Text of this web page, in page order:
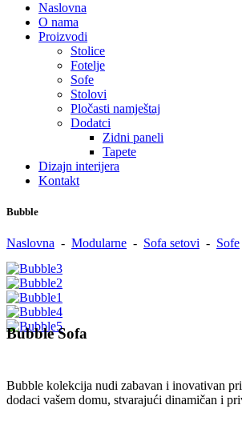
Naslovna
O nama
Proizvodi
Stolice
Fotelje
Sofe
Stolovi
Pločasti namještaj
Dodatci
Zidni paneli
Tapete
Dizajn interijera
Kontakt
Bubble
Naslovna - Modularne - Sofa setovi - Sofe
Bubble Sofa
Bubble kolekcija nudi zabavan i inovativan
dodaci vašem domu, stvarajući dinamičan i